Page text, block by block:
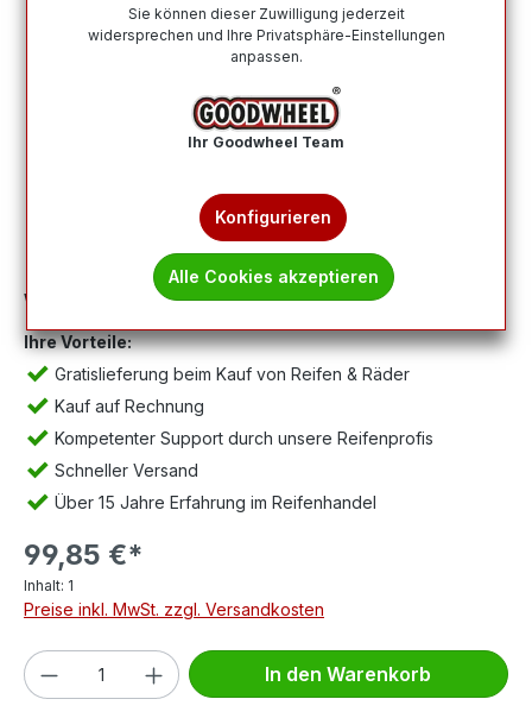
Bildergalerie überspringen
Wichtig: Abbildung kann abweichen, Lieferung ohne Felge.
Ihre Vorteile:
Gratislieferung beim Kauf von Reifen & Räder
Kauf auf Rechnung
Kompetenter Support durch unsere Reifenprofis
Schneller Versand
Über 15 Jahre Erfahrung im Reifenhandel
99,85 €*
Inhalt: 1
Preise inkl. MwSt. zzgl. Versandkosten
Produkt Anzahl: Gib den gewünschten
In den Warenkorb
Sie können dieser Zuwilligung jederzeit
widersprechen und Ihre Privatsphäre-Einstellungen
anpassen.
Ihr Goodwheel Team
Konfigurieren
Alle Cookies akzeptieren